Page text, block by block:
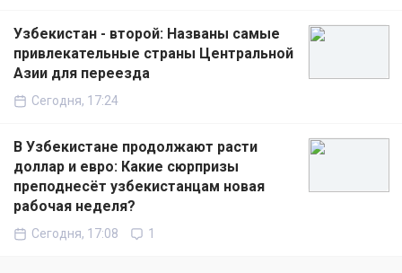
Узбекистан - второй: Названы самые
привлекательные страны Центральной
Азии для переезда
Сегодня, 17:24
В Узбекистане продолжают расти
доллар и евро: Какие сюрпризы
преподнесёт узбекистанцам новая
рабочая неделя?
Сегодня, 17:08 1